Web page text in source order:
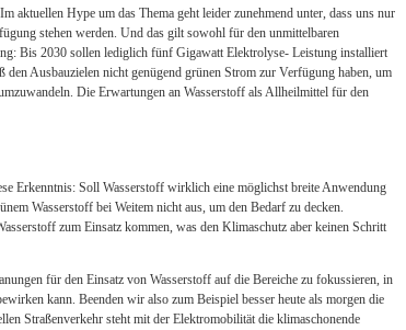
aktuellen Hype um das Thema geht leider zunehmend unter, dass uns nur
stehen werden. Und das gilt sowohl für den unmittelbaren
Bis 2030 sollen lediglich fünf Gigawatt Elektrolyse- Leistung installiert
Ausbauzielen nicht genügend grünen Strom zur Verfügung haben, um
Die Erwartungen an Wasserstoff als Allheilmittel für den
Erkenntnis: Soll Wasserstoff wirklich eine möglichst breite Anwendung
Wasserstoff bei Weitem nicht aus, um den Bedarf zu decken.
zum Einsatz kommen, was den Klimaschutz aber keinen Schritt
für den Einsatz von Wasserstoff auf die Bereiche zu fokussieren, in
kann. Beenden wir also zum Beispiel besser heute als morgen die
Straßenverkehr steht mit der Elektromobilität die klimaschonende